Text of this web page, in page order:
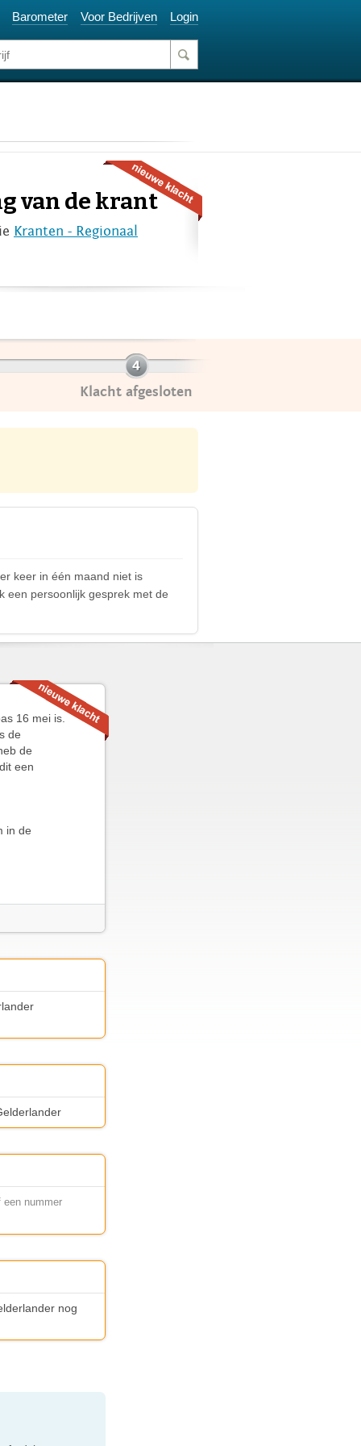
Barometer Voor Bedrijven Login
van de krant
Kranten - Regionaal
Klacht afgesloten
keer in één maand niet is
een persoonlijk gesprek met de
16 mei is.
de
de
een
in de
nummer
nog